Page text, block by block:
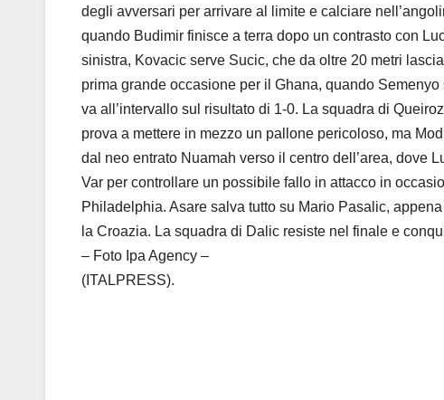
degli avversari per arrivare al limite e calciare
quando Budimir finisce a terra dopo un contrasto con
sinistra, Kovacic serve Sucic, che da oltre 20 metri
prima grande occasione per il Ghana, quando
va all’intervallo sul risultato di 1-0. La squadra di
prova a mettere in mezzo un pallone pericoloso, ma
dal neo entrato Nuamah verso il centro dell’area, dove
Var per controllare un possibile fallo in attacco in
Philadelphia. Asare salva tutto su Mario Pasalic,
la Croazia. La squadra di Dalic resiste nel finale e
– Foto Ipa Agency –
(ITALPRESS).